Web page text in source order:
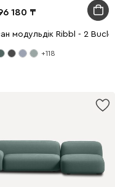
180
модульдік Ribbl - 2
+118